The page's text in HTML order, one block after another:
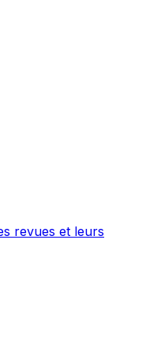
revues et leurs